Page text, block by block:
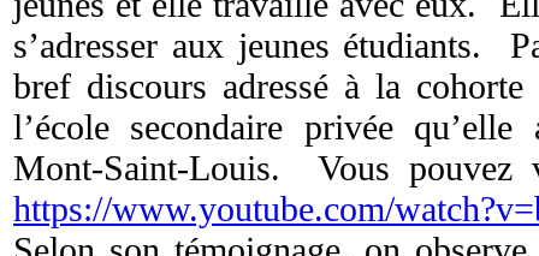
s’adresser aux jeunes étudiants.
bref discours adressé à la
l’école secondaire privée
Mont-Saint-Louis. Vous
https://www.youtube.com/